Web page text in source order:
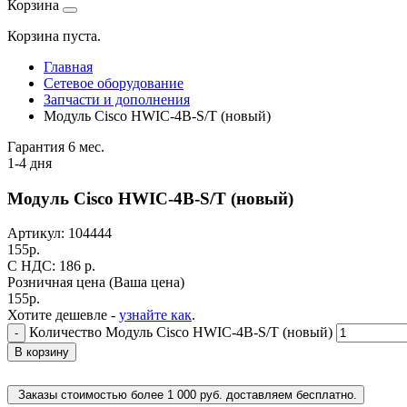
Корзина
Корзина пуста.
Главная
Сетевое оборудование
Запчасти и дополнения
Модуль Cisco HWIC-4B-S/T (новый)
Гарантия 6 мес.
1-4 дня
Модуль Cisco HWIC-4B-S/T (новый)
Артикул: 104444
155р.
C НДС: 186 р.
Розничная цена (Ваша цена)
155р.
Хотите дешевле - узнайте как.
- Количество Модуль Cisco HWIC-4B-S/T (новый)
В корзину
Заказы стоимостью более 1 000 руб. доставляем бесплатно.